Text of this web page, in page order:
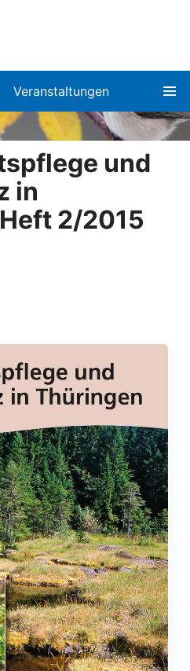
Veranstaltungen
und
in
2/2015